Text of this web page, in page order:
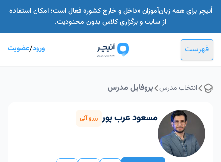
اُتیچر برای همه زبان‌آموزان «داخل و خارج کشور» فعال است؛ امکان استفاده
از سایت و برگزاری کلاس بدون محدودیت.
فهرست ورود/عضویت
انتخاب مدرس پروفایل مدرس
مسعود عرب پور رزرو آنی